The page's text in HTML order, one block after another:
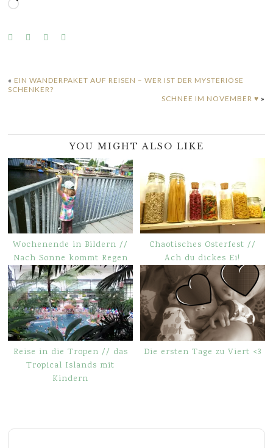
Wird
« EIN WANDERPAKET AUF REISEN – WER IST DER MYSTERIÖSE
SCHENKER?
SCHNEE IM NOVEMBER ♥ »
YOU MIGHT ALSO LIKE
Wochenende in Bildern //
Nach Sonne kommt Regen
Chaotisches Osterfest //
Ach du dickes Ei!
Reise in die Tropen // das
Tropical Islands mit
Kindern
Die ersten Tage zu Viert <3